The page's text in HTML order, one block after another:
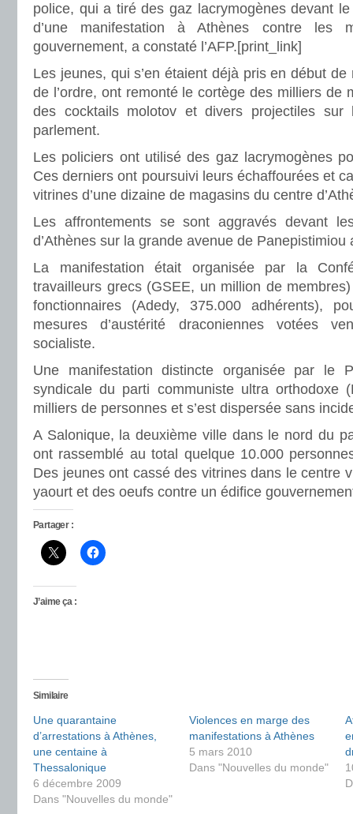
police, qui a tiré des gaz lacrymogènes devant
d’une manifestation à Athènes contre les
gouvernement, a constaté l’AFP.[print_link]
Les jeunes, qui s’en étaient déjà pris en début
de l’ordre, ont remonté le cortège des milliers de
des cocktails molotov et divers projectiles sur
parlement.
Les policiers ont utilisé des gaz lacrymogènes
Ces derniers ont poursuivi leurs échaffourées et
vitrines d’une dizaine de magasins du centre
Les affrontements se sont aggravés devant
d’Athènes sur la grande avenue de
La manifestation était organisée par la
travailleurs grecs (GSEE, un million de
fonctionnaires (Adedy, 375.000 adhérents),
mesures d’austérité draconiennes votées
socialiste.
Une manifestation distincte organisée par le
syndicale du parti communiste ultra orthodoxe
milliers de personnes et s’est dispersée sans
A Salonique, la deuxième ville dans le nord du
ont rassemblé au total quelque 10.000
Des jeunes ont cassé des vitrines dans le centre
yaourt et des oeufs contre un édifice
Partager :
J’aime ça :
Similaire
Une quarantaine
d’arrestations à Athènes,
une centaine à
Thessalonique
6 décembre 2009
Dans "Nouvelles du monde"
Violences en marge des
manifestations à Athènes
5 mars 2010
Dans "Nouvelles du monde"